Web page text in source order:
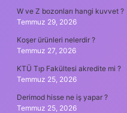
W ve Z bozonları hangi kuvvet ?
Temmuz 29, 2026
Koşer ürünleri nelerdir ?
Temmuz 27, 2026
KTÜ Tıp Fakültesi akredite mi ?
Temmuz 25, 2026
Derimod hisse ne iş yapar ?
Temmuz 25, 2026